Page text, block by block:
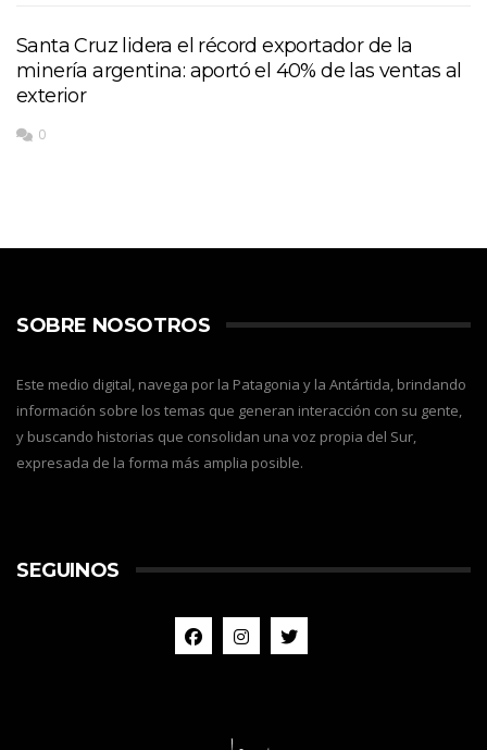
Santa Cruz lidera el récord exportador de la
minería argentina: aportó el 40% de las ventas al
exterior
0
SOBRE NOSOTROS
Este medio digital, navega por la Patagonia y la Antártida, brindando
información sobre los temas que generan interacción con su gente,
y buscando historias que consolidan una voz propia del Sur,
expresada de la forma más amplia posible.
SEGUINOS